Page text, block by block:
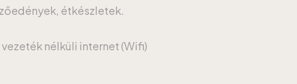
étkészletek.
nélküli internet (Wifi)